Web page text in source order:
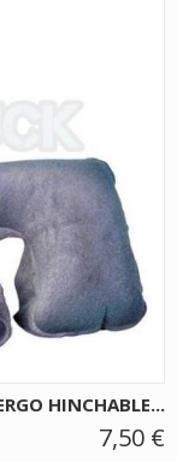
HINCHABLE...
7,50 €